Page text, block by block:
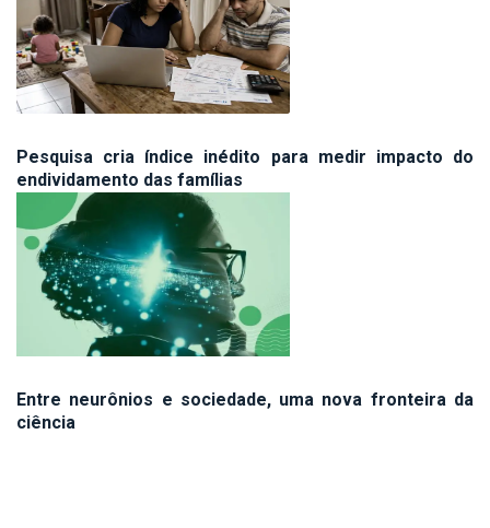
Pesquisa cria índice inédito para medir impacto do
endividamento das famílias
Entre neurônios e sociedade, uma nova fronteira da
ciência